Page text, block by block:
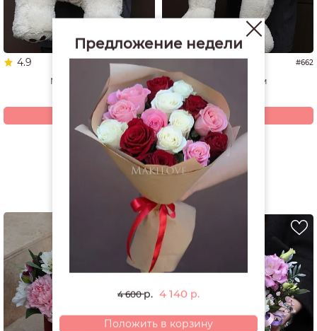
4.9 #1337
Мишка 60 см
Купить
5.0 #662
Мишка 70 см
4 200
Купить
Смотреть все открытки и игрушки
РЕКОМЕНДУЕМ
Предложение недели
4 600р. 4 140 р.
Положить в корзину